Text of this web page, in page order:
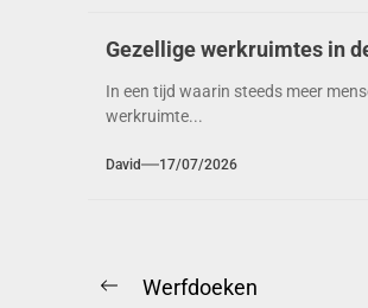
Gezellige werkruimtes in
In een tijd waarin steeds meer
werkruimte...
David 17/07/2026
Berichtnavigatie
Previous
Werfdoeken